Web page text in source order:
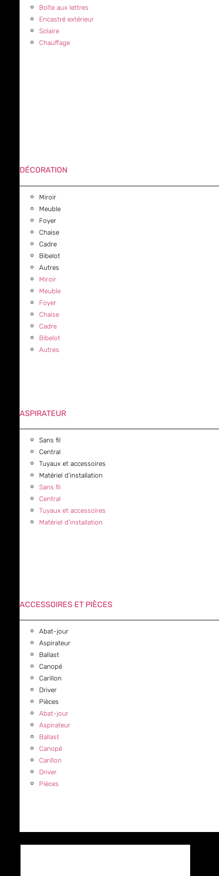
Boîte aux lettres
Encastré extérieur
Solaire
Chauffage
DÉCORATION
Miroir
Meuble
Foyer
Chaise
Cadre
Bibelot
Autres
Miroir
Meuble
Foyer
Chaise
Cadre
Bibelot
Autres
ASPIRATEUR
Sans fil
Central
Tuyaux et accessoires
Matériel d’installation
Sans fil
Central
Tuyaux et accessoires
Matériel d’installation
ACCESSOIRES ET PIÈCES
Abat-jour
Aspirateur
Ballast
Canopé
Carillon
Driver
Pièces
Abat-jour
Aspirateur
Ballast
Canopé
Carillon
Driver
Pièces